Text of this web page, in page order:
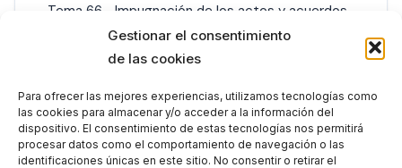
Gestionar el consentimiento
de las cookies
Para ofrecer las mejores experiencias, utilizamos tecnologías como
las cookies para almacenar y/o acceder a la información del
dispositivo. El consentimiento de estas tecnologías nos permitirá
procesar datos como el comportamiento de navegación o las
identificaciones únicas en este sitio. No consentir o retirar el
Tema 66.- Impugnación de los actos y acuerdos
locales y ejercicio de acciones. Recursos
administrativos y
sustitución y disolución de Corporaciones
Locales.
Tema 67.- El personal al servicio de las Entidades